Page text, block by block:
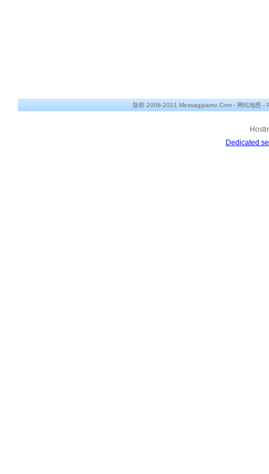
版权 2006-2011 Messaggiamo.Com - 网站地图 -
Dedicated